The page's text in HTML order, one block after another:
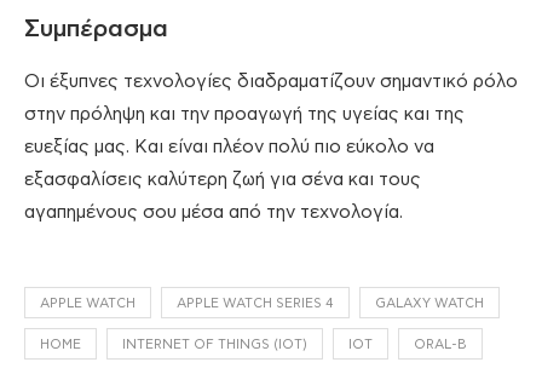
Συμπέρασμα
Οι έξυπνες τεχνολογίες διαδραματίζουν σημαντικό ρόλο
στην πρόληψη και την προαγωγή της υγείας και της
ευεξίας μας. Και είναι πλέον πολύ πιο εύκολο να
εξασφαλίσεις καλύτερη ζωή για σένα και τους
αγαπημένους σου μέσα από την τεχνολογία.
APPLE WATCH APPLE WATCH SERIES 4 GALAXY WATCH
HOME INTERNET OF THINGS (IOT) IOT ORAL-B